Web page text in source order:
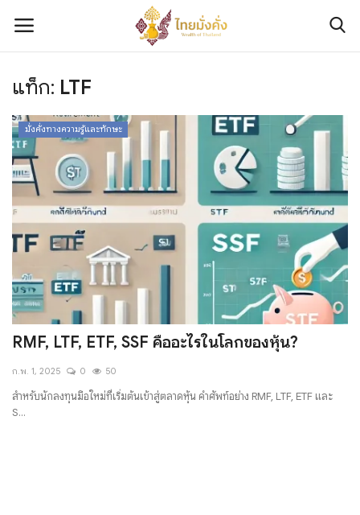
เข้าสู่ระบบ
ติดต่อเรา
เกี่ยวกับเรา
มั่งคั่งทางการเงิน
มั่งคั่งทางทรัพย์สิน
มั่งคั่งทางความรู้และทักษะ
มั่งคั่งทางข่าวสาร
มั่งคั่งทางสลากกินแบ่งรัฐบาล
แท็ก: LTF
มั่งคั่งทางความรู้และทักษะ
RMF, LTF, ETF, SSF คืออะไรในโลกของหุ้น?
ก.พ. 1, 2025 0 50
สำหรับนักลงทุนมือใหม่ที่เริ่มต้นเข้าสู่ตลาดหุ้น คำศัพท์อย่าง RMF, LTF, ETF และ
S...